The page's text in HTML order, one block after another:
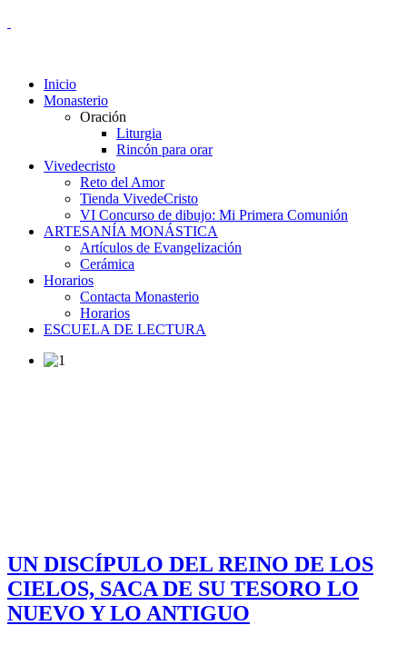
Inicio
Monasterio
Oración
Liturgia
Rincón para orar
Vivedecristo
Reto del Amor
Tienda VivedeCristo
VI Concurso de dibujo: Mi Primera Comunión
ARTESANÍA MONÁSTICA
Artículos de Evangelización
Cerámica
Horarios
Contacta Monasterio
Horarios
ESCUELA DE LECTURA
UN DISCÍPULO DEL REINO DE LOS
CIELOS, SACA DE SU TESORO LO
NUEVO Y LO ANTIGUO